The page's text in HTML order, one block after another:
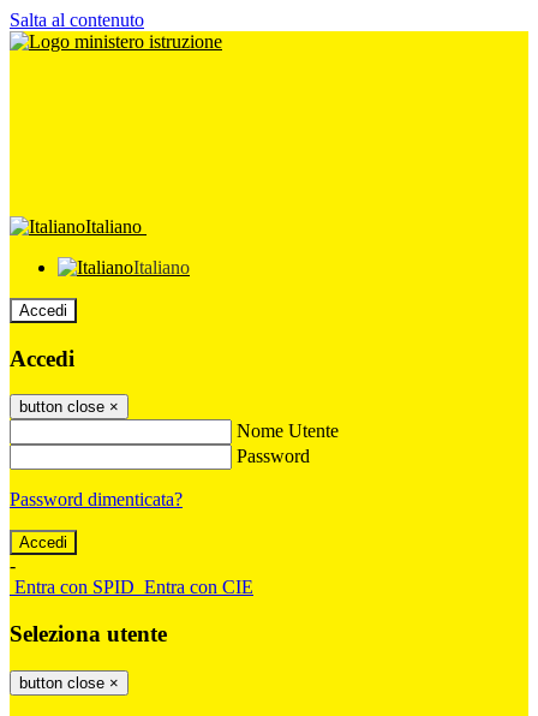
Salta al contenuto
Italiano
Italiano
Accedi
Accedi
button close ×
Nome Utente
Password
Password dimenticata?
-
Entra con SPID Entra con CIE
Seleziona utente
button close ×